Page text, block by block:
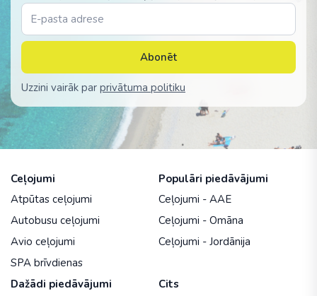
Abonēt
Uzzini vairāk par privātuma politiku
Ceļojumi
Atpūtas ceļojumi
Autobusu ceļojumi
Avio ceļojumi
SPA brīvdienas
Populāri piedāvājumi
Ceļojumi - AAE
Ceļojumi - Omāna
Ceļojumi - Jordānija
Dažādi piedāvājumi
Cits